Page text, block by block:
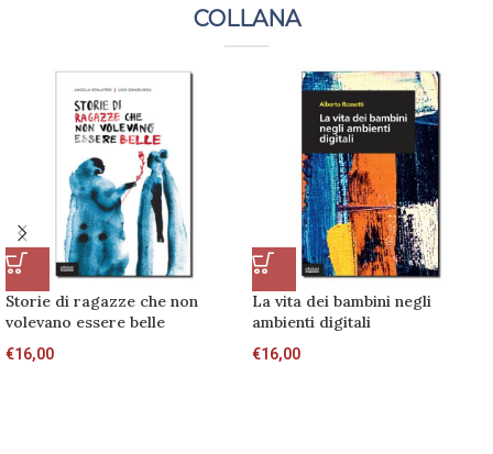
COLLANA
Storie di ragazze che non
volevano essere belle
€16,00
La vita dei bambini negli
ambienti digitali
€16,00